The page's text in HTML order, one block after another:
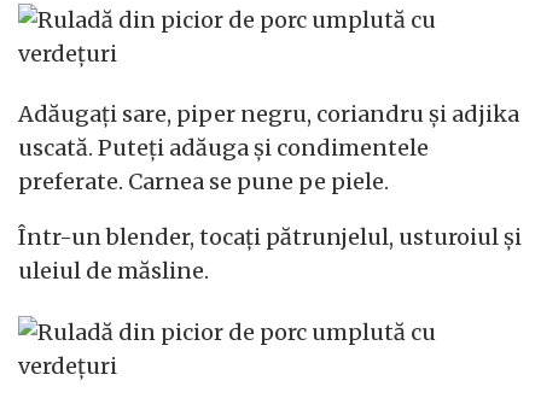
Adăugați sare, piper negru, coriandru și adjika
uscată. Puteți adăuga și condimentele
preferate. Carnea se pune pe piele.
Într-un blender, tocați pătrunjelul, usturoiul și
uleiul de măsline.